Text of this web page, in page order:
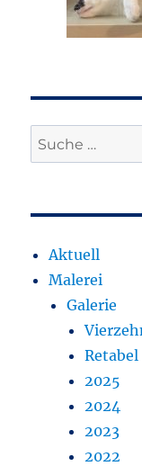
Suche
nach:
Aktuell
Malerei
Galerie
Retabel
2025
2024
2023
2022